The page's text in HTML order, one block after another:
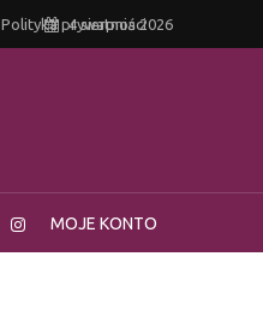
Polityka prywatności
4 sierpnia 2026
MOJE KONTO